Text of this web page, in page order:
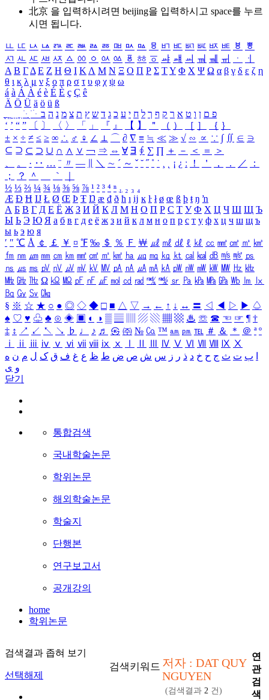
北京 을 입력하시려면 beijing을 입력하시고 space를 누르
시면 됩니다.
ㅥ ㅦ ㅧ ㅨ ㅩ ㅪ ㅫ ㅬ ㅭ ㅮ ㅯ ㅰ ㅱ ㅲ ㅳ ㅴ ㅵ ㅶ ㅷ ㅸ
ㅹ
ㅺ ㅻ ㅼ ㅽ ㅾ ㅿ ㆀ ㆁ ㆂ ㆃ ㆄ ㆅ ㆆ ㆇ ㆈ ㆉ ㆊ ㆋ ㆌ ㆍ
ㆎ
Α Β ΓΔ Ε Ζ Η Θ Ι ΚΛ Μ Ν Ξ Ο Π Ρ Σ ΤΥ Φ Χ Ψ Ω α β γ δ ε ζ η
θ ι κ λ μ ν ξ ο π ρ σ τ υ φ χ ψ ω
á à Á À é è É È ç Ç ê
Ä Ö Ü ä ö ü ß
ִֶֹ ֻּ ׁׂ פ ם ן ו ט א ר ק ף ך ל ח י ע כ ג ד ש ץ ת צ מ נ ה ב
‘ ’ “ ” 〔 〕 〈 〉 「 」 『 』 【 】 ＂ （ ） ［ ］ ｛ ｝
± × ÷ ≠ ≤ ≥ ∞ ∴ ♂ ♀ ∠ ⊥ ⌒ ∂ ∇ ≡ ≒ ≪ ≫ √ ∽ ∝ ∵ ∫ ∬ ∈ ∋
⊆ ⊇ ⊂ ⊃ ∪ ∩ ∧ ∨ ￢ ⇒ ⇔ ∀ ∃ ∮ ∑ ∏ ＋ － ＜ ＝
＞
、
。 · ‥ … ¨ 〃 ― ＼ ∼ ´ ～ ˇ ˘ ˝ ˚ ˙ ¸ ¡ ¿ ː ！ ＇ ， ． ／
：
；
？ ＾ ｀
½ ⅓ ⅔ ¼ ¾ ⅛ ⅜ ⅝ ⅞ ¹ ² ³ ⁴ ⁿ ₁ ₂ ₃ ₄
Æ Ð Ħ Ĳ Ł Ø Œ Þ Ŧ Ŋ æ đ ð ħ ı ĳ ĸ ŀ ł ø œ ß þ ŧ ŋ ŉ
А Б В Г Д Е Ё Ж З И Й К Л М Н О П Р С Т У Ф Х Ц Ч Ш Щ Ъ
Ы Ь Э Ю Я а б в г д е ё ж з и й к л м н о п р с т у ф х ц ч ш щ ъ
ы ь э ю я
′ ″ ℃ Å ￠ ￡ ￥ ¤ ℉ ‰ ＄ ％ Ｆ ￦ ㎕ ㎖ ㎗ ℓ ㎘ ㏄ ㎣ ㎤ ㎥ ㎦
㎙ ㎚ ㎛ ㎜ ㎝ ㎞ ㎟ ㎠ ㎡ ㎢ ㏊ ㎍ ㎎ ㎏ ㏏ ㎈ ㎉ ㏈ ㎧ ㎨ ㎰
㎱ ㎲ ㎳ ㎴ ㎵ ㎶ ㎷ ㎸ ㎹ ㎀ ㎁ ㎂ ㎃ ㎄ ㎺ ㎻ ㎽ ㎾ ㎿ ㎐ ㎑
㎒ ㎓ ㎔ Ω ㏀ ㏁ ㎊ ㎋ ㎌ ㏖ ㏅ ㎭ ㎮ ㎯ ㏛ ㎩ ㎪ ㎫ ㎬ ㏝ ㏐
㏓
㏃ ㏉ ㏜ ㏆
§ ※ ☆ ★ ○ ● ◎ ◇ ◆ □ ■ △ ▽ → ← ↑ ↓ ↔ 〓 ◁ ◀ ▷ ▶ ♤
♠ ♡ ♥ ♧ ♣ ⊙ ◈ ▣ ◐ ◑ ▒ ▤ ▨ ▧ ▦ ▩ ♨ ☏ ☎ ☜ ☞ ¶ †
‡ ↕ ↗ ↙ ↖ ↘ ♭ ♩ ♪ ♬ ㉿ ㈜ № ㏇ ™ ㏂ ㏘ ℡ ＃ ＆ ＊ ＠ ª º
ⅰ
ⅱ ⅲ ⅳ ⅴ ⅵ ⅶ ⅷ ⅸ ⅹ Ⅳ Ⅴ Ⅵ Ⅶ Ⅷ Ⅸ Ⅹ
ب ت ث ج ح خ د ذ ر ز س ش ص ض ط ظ ع غ ف ق ک ل م ن ه
و ی
닫기
통합검색
국내학술논문
학위논문
해외학술논문
학술지
단행본
연구보고서
공개강의
home
학위논문
검색결과 좁혀 보기
선택해제
검색키워드 저자 : DAT QUY
NGUYEN
(검색결과 2 건)
연
관
검
색